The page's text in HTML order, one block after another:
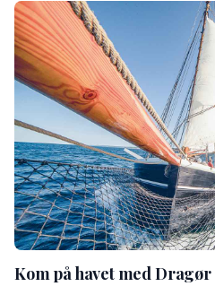
Kom på havet med